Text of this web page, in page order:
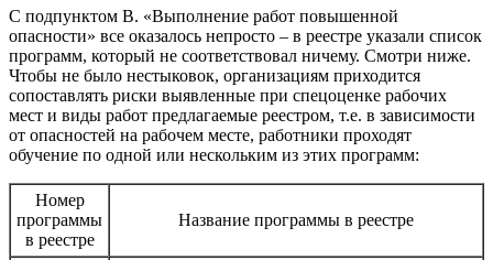
С подпунктом В. «Выполнение работ повышенной
опасности» все оказалось непросто – в реестре указали список
программ, который не соответствовал ничему. Смотри ниже.
Чтобы не было нестыковок, организациям приходится
сопоставлять риски выявленные при спецоценке рабочих
мест и виды работ предлагаемые реестром, т.е. в зависимости
от опасностей на рабочем месте, работники проходят
обучение по одной или нескольким из этих программ:
Номер
программы
в реестре
Название программы в реестре